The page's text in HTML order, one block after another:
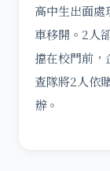
高中生出面
車移開。2人
擋在校門前
查隊將2人依
辦。